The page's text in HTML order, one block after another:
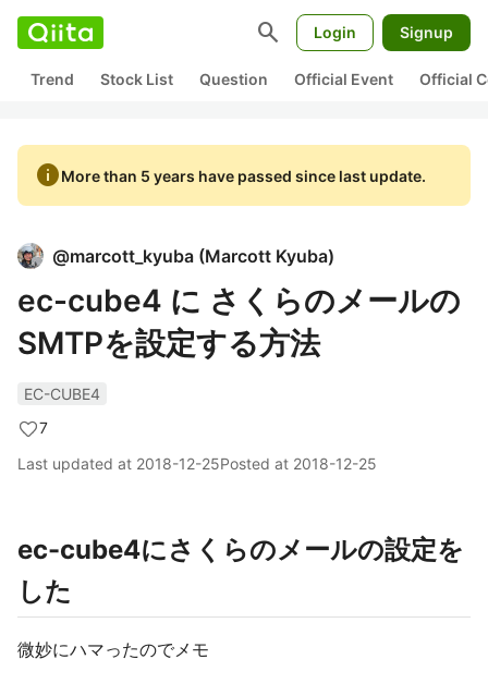
search Login Signup
Trend Stock List Question Official Event Official
infoMore than 5 years have passed since last update.
@marcott_kyuba (Marcott Kyuba)
ec-cube4 に さくらのメールの
SMTPを設定する方法
EC-CUBE4
7
Last updated at 2018-12-25Posted at 2018-12-25
ec-cube4にさくらのメールの設定を
した
微妙にハマったのでメモ